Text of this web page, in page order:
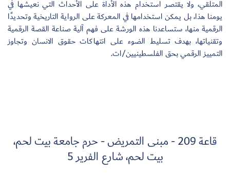
EN
المتلقي، ولا يقتصر استخدام هذه الأداة على الأحداث التي نعيشها في
يومنا هذا، بل يمكن استخدامها في المعركة على الرواية التاريخية وتحديدًا
الرقمية منها، ستساعدنا هذه الورشة على فهم آلية صناعة القصة الرقمية
وتقنياتها، بهدف تسليط الضوء على انتهاكات حقوق الانسان وتجاوز
التمييز الرقمي بحق الفلسطينيين/ات.
قاعة 209 - مبنى التمريض - حرم جامعة بيت لحم،
بيت لحم، شارع الفرير 5